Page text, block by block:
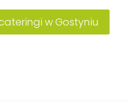
w Gostyniu